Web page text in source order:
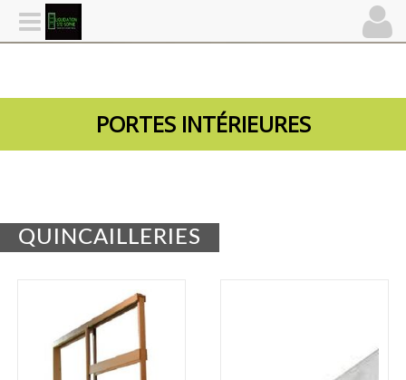
PORTES INTÉRIEURES
QUINCAILLERIES